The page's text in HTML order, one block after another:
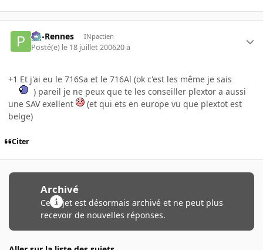
pg-Rennes INpactien
Posté(e) le 18 juillet 200620 a
+1 Et j'ai eu le 716Sa et le 716Al (ok c'est les même je sais
) pareil je ne peux que te les conseiller plextor a aussi
une SAV exellent
(et qui ets en europe vu que plextot est
belge)
Citer
Archivé
Ce sujet est désormais archivé et ne peut plus
recevoir de nouvelles réponses.